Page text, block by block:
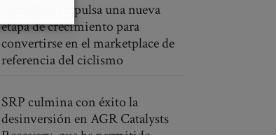
PortalBici impulsa una nueva
etapa de crecimiento para
convertirse en el marketplace de
referencia del ciclismo
SRP culmina con éxito la
desinversión en AGR Catalysts